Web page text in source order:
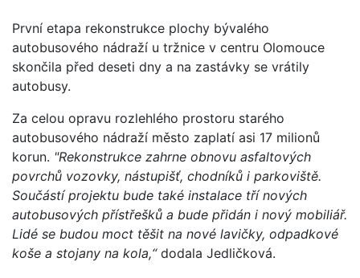
První etapa rekonstrukce plochy bývalého
autobusového nádraží u tržnice v centru Olomouce
skončila před deseti dny a na zastávky se vrátily
autobusy.
Za celou opravu rozlehlého prostoru starého
autobusového nádraží město zaplatí asi 17 milionů
korun. "Rekonstrukce zahrne obnovu asfaltových
povrchů vozovky, nástupišť, chodníků i parkoviště.
Součástí projektu bude také instalace tří nových
autobusových přístřešků a bude přidán i nový mobiliář.
Lidé se budou moct těšit na nové lavičky, odpadkové
koše a stojany na kola,“dodala Jedličková.